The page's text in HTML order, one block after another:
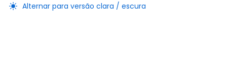
Alternar para versão clara / escura